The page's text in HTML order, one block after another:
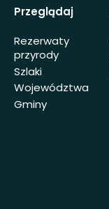
Przeglądaj
Rezerwaty
przyrody
Szlaki
Województwa
Gminy